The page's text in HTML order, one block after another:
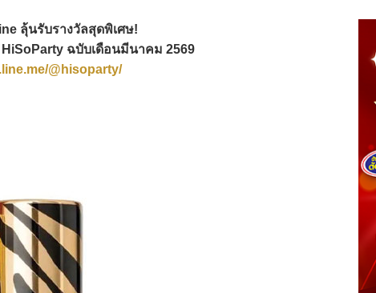
ลุ้นรับรางวัลสุดพิเศษ!
ฉบับเดือนมีนาคม 2569
@hisoparty/